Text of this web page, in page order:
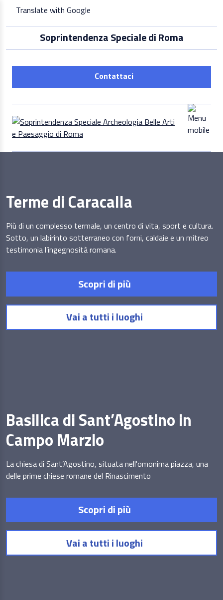
content
Translate with Google
Soprintendenza Speciale di Roma
Contattaci
Terme di Caracalla
Più di un complesso termale, un centro di vita, sport e cultura.
Sotto, un labirinto sotterraneo con forni, caldaie e un mitreo
testimonia l’ingegnosità romana.
Scopri di più
Vai a tutti i luoghi
Basilica di Sant’Agostino in
Campo Marzio
La chiesa di Sant’Agostino, situata nell'omonima piazza, una
delle prime chiese romane del Rinascimento
Scopri di più
Vai a tutti i luoghi